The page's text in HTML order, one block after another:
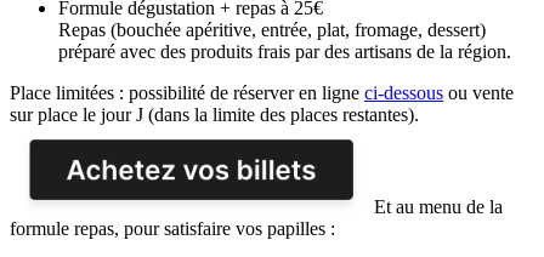
Formule dégustation + repas à 25€
Repas (bouchée apéritive, entrée, plat, fromage, dessert)
préparé avec des produits frais par des artisans de la région.
Place limitées : possibilité de réserver en ligne ci-dessous ou vente
sur place le jour J (dans la limite des places restantes).
Et au menu de la
formule repas, pour satisfaire vos papilles :